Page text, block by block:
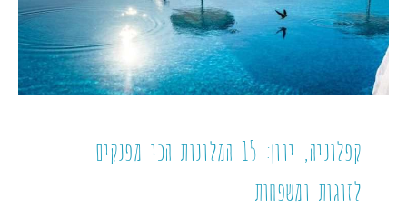
קפלוניה, יוון: 15 המלונות הכי מפנקים
לזוגות ומשפחות